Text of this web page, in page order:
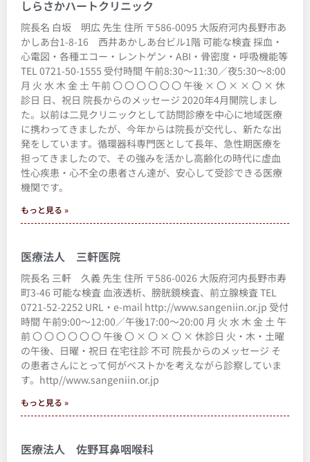
しらさかハートクリニック
院長名 白坂 明広 先生 住所 〒586-0095 大阪府河内長野市あ
かしあ台1-8-16 西井あかしあ台ビル1階 可能な検査 採血・
心電図・各種エコー・レントゲン・ABI・骨密度・呼吸機能等
TEL 0721-50-1555 受付時間 午前8:30～11:30／夜5:30～8:00
月 火 水 木 金 土 午前 〇 〇 〇 〇 〇 〇 午後 × 〇 × × 〇 × 休
診日 日、祝日 院長からのメッセージ 2020年4月開院しまし
た。以前は二見クリニックとして訪問診療を中心に地域医療
に携わってきましたが、今年からは院長が交代し、新たな出
発をしています。循環器科専門医として長年、急性期医療を
担ってきましたので、その強みを活かし高齢化の時代に虚血
性心疾患・心不全の患者さん達が、安心して受診できる医療
機関です。
もっと見る »
医療法人 三軒医院
院長名 三軒 久義 先生 住所 〒586-0026 大阪府河内長野市寿
町3-46 可能な検査 血液透析、膀胱鏡検査、前立腺検査 TEL
0721-52-2252 URL・e-mail http://www.sangeniin.or.jp 受付
時間 午前9:00～12:00／午後17:00～20:00 月 火 水 木 金 土 午
前 〇 〇 〇 〇 〇 〇 午後 〇 × 〇 × 〇 × 休診日 火・木・土曜
の午後、日曜・祝日 在宅往診 不可 院長からのメッセージ そ
の患者さんにとって何がベストかを考えながら診察していま
す。http//www.sangeniin.or.jp
もっと見る »
医療法人 佐野耳鼻咽喉科